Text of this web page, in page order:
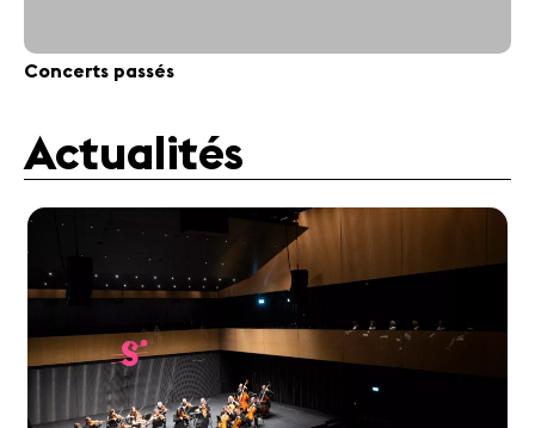
Concerts passés
Actualités